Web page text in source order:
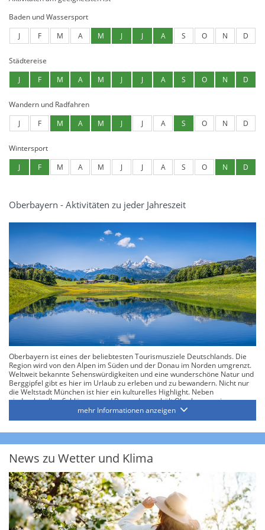
Baden und Wassersport
J
F M A M J J A S O N D
Städtereise
J
F M A M J J A S O N D
Wandern und Radfahren
J
F M A M J J A S O N D
Wintersport
J
F M A M J J A S O N D
Oberbayern - Aktivitäten zu jeder Jahreszeit
Oberbayern ist eines der beliebtesten Tourismusziele Deutschlands. Die
Region wird von den Alpen im Süden und der Donau im Norden umgrenzt.
Weltweit bekannte Sehenswürdigkeiten und eine wunderschöne Natur und
Berggipfel gibt es hier im Urlaub zu erleben und zu bewandern. Nicht nur
die Weltstadt München ist hier ein kulturelles Highlight. Neben
eindrucksvollen Schlössern und Burganlagen, hält Oberbayern eine
beeindruckende Landschaft für seine Besucher bereit. In den Alpen finden
sich markante Gipfel und urige Berghütten für eine Rast. Nicht nur die
Die traumhaft schöne Natur erkundet man im Frühling und Sommer am
besten zu Fuß oder mit dem Fahrrad. Gerade die Zeit von März bis Juni,
sowie der September bieten sich dafür an. Es ist warm, die Natur blüht auf
und die Sonne scheint. In den Sommermonaten Juli und August kann es
allerdings zu warm für sportliche Aktivitäten werden. In diesen Monaten
kommen gerade Wassersportler oder Badeurlauber auf ihre Kosten.
Sowohl der Starnberger See, als auch der Tegernsee, locken mit
kristallklarem Wasser und einem großen Sport- und Freizeitangebot.
mehr Informationen anzeigen
News zu Wetter und Klima